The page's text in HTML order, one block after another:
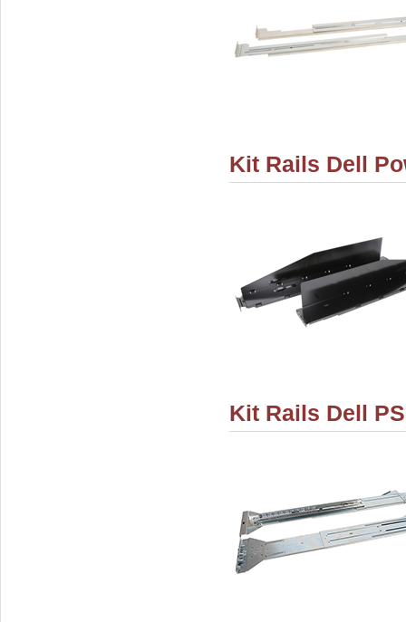
Kit Rails Dell
Kit Rails Dell